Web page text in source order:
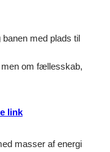
med plads til
men om fællesskab,
link
masser af energi